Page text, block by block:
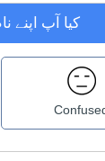
کیا آپ